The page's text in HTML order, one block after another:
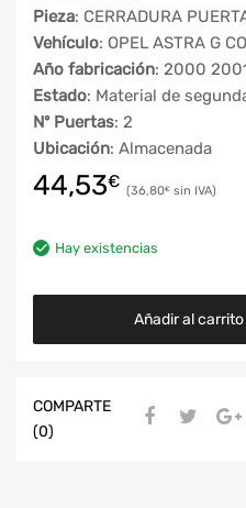
Pieza: CERRADURA
Vehículo: OPEL ASTRA G
Año fabricación: 2000
Estado: Material de
Nº Puertas: 2
Ubicación: Almacenada
44,53€ 36,80€
Hay existencias
Añadir al carrito
COMPARTE
(0)